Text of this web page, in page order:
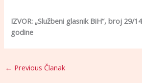
IZVOR: „Službeni glasnik BiH“, broj 29/
godine
← Previous Članak